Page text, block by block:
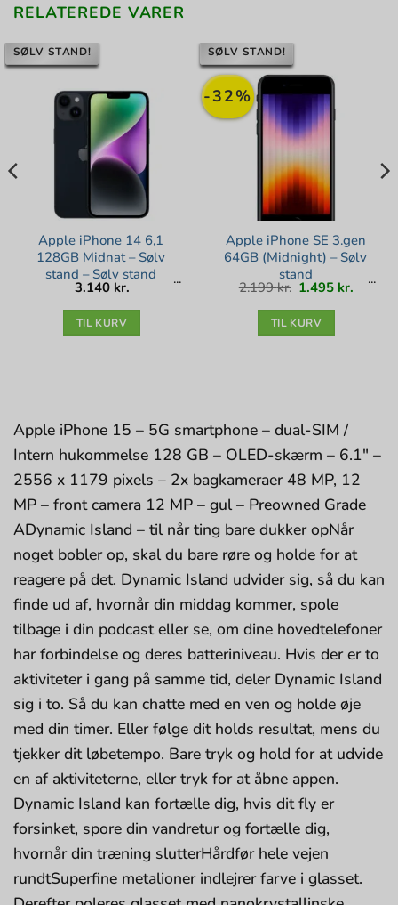
RELATEREDE VARER
SØLV STAND!
Apple iPhone 14 6,1
128GB Midnat – Sølv
stand – Sølv stand
3.140 kr.
TIL KURV
-32%
SØLV STAND!
Apple iPhone SE 3.gen
64GB (Midnight) – Sølv
stand
2.199kr. Den
oprindelige
pris
1.495 kr. Den
TIL KURV
Apple iPhone 15 – 5G smartphone – dual-SIM /
Intern hukommelse 128 GB – OLED-skærm – 6.1″ –
2556 x 1179 pixels – 2x bagkameraer 48 MP, 12
MP – front camera 12 MP – gul – Preowned Grade
ADynamic Island – til når ting bare dukker opNår
noget bobler op, skal du bare røre og holde for at
reagere på det. Dynamic Island udvider sig, så du kan
finde ud af, hvornår din middag kommer, spole
tilbage i din podcast eller se, om dine hovedtelefoner
har forbindelse og deres batteriniveau. Hvis der er to
aktiviteter i gang på samme tid, deler Dynamic Island
sig i to. Så du kan chatte med en ven og holde øje
med din timer. Eller følge dit holds resultat, mens du
tjekker dit løbetempo. Bare tryk og hold for at udvide
en af aktiviteterne, eller tryk for at åbne appen.
Dynamic Island kan fortælle dig, hvis dit fly er
forsinket, spore din vandretur og fortælle dig,
hvornår din træning slutterHårdfør hele vejen
rundtSuperfine metalioner indlejrer farve i glasset.